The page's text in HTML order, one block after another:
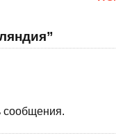
сообщения.